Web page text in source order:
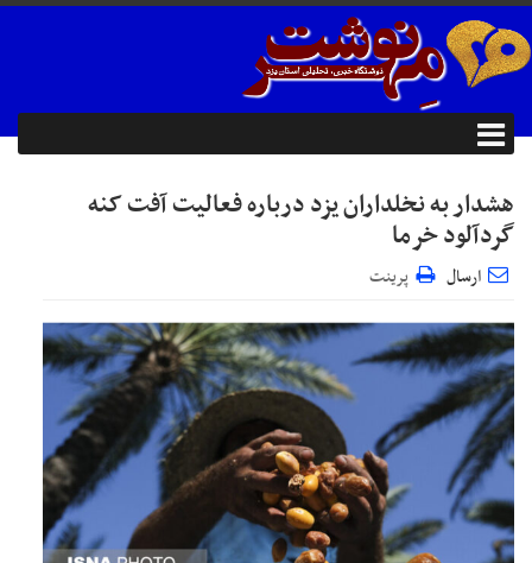
هشدار به نخلداران یزد درباره فعالیت آفت کنه
گردآلود خرما
ارسال پرینت